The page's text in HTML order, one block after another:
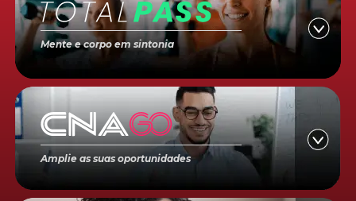
Mente e corpo em sintonia
Amplie as suas oportunidades